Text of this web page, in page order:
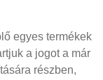
egyes termékek
a jogot a már
részben,